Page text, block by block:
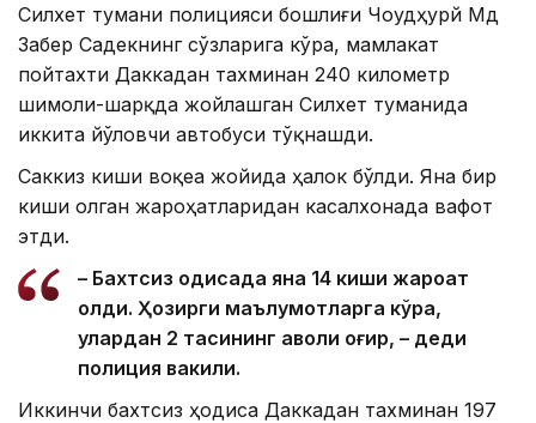
Силхет тумани полицияси бошлиғи Чоудҳурй Мд
Забер Садекнинг сўзларига кўра, мамлакат
пойтахти Даккадан тахминан 240 километр
шимоли-шарқда жойлашган Силхет туманида
иккита йўловчи автобуси тўқнашди.
Саккиз киши воқеа жойида ҳалок бўлди. Яна бир
киши олган жароҳатларидан касалхонада вафот
этди.
– Бахтсиз ҳодисада яна 14 киши жароҳат
олди. Ҳозирги маълумотларга кўра,
улардан 2 тасининг аҳволи оғир, – деди
полиция вакили.
Иккинчи бахтсиз ҳодиса Даккадан тахминан 197